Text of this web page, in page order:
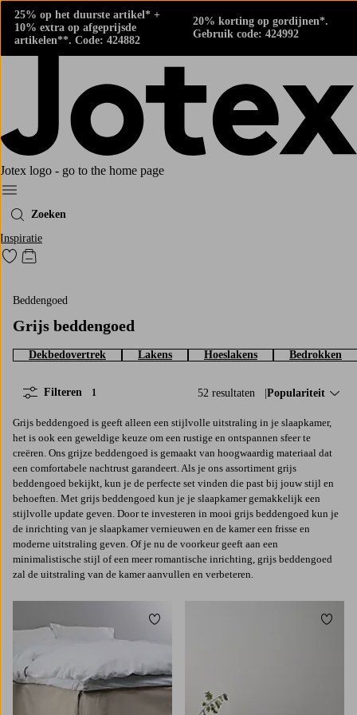
25% op het duurste artikel* +
10% extra op afgeprijsde
artikelen**. Code: 424882
20% korting op gordijnen*.
Gebruik code: 424992
Jotex logo - go to the home page
Menu
Zoeken
Inspiratie
Ga naar favoriet gemarkeerde producten
Go to checkout
Beddengoed
Grijs beddengoed
Dekbedovertrek Lakens Hoeslakens Bedrokken
52 resultaten Sorteer op:
Populariteit
Filteren 1
Grijs beddengoed is geeft alleen een stijlvolle uitstraling in je slaapkamer,
het is ook een geweldige keuze om een rustige en ontspannen sfeer te
creëren. Ons grijze beddengoed is gemaakt van hoogwaardig materiaal dat
een comfortabele nachtrust garandeert. Als je ons assortiment grijs
beddengoed bekijkt, kun je de perfecte set vinden die past bij jouw stijl en
behoeften. Met grijs beddengoed kun je je slaapkamer gemakkelijk een
stijlvolle update geven. Door te investeren in mooi grijs beddengoed kun je
de inrichting van je slaapkamer vernieuwen en de kamer een frisse en
moderne uitstraling geven. Of je nu de voorkeur geeft aan een
minimalistische stijl of een meer romantische inrichting, grijs beddengoed
zal de uitstraling van de kamer aanvullen en verbeteren.
Toevoegen aan favorieten